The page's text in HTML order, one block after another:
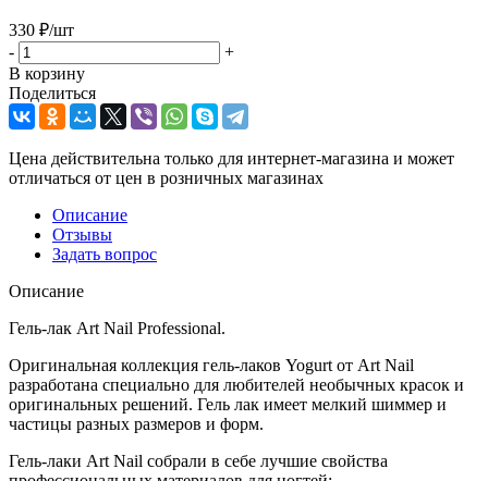
330 ₽/шт
-
+
В корзину
Поделиться
Цена действительна только для интернет-магазина и может
отличаться от цен в розничных магазинах
Описание
Отзывы
Задать вопрос
Описание
Гель-лак Art Nail Professional.
Оригинальная коллекция гель-лаков Yogurt от Art Nail
разработана специально для любителей необычных красок и
оригинальных решений. Гель лак имеет мелкий шиммер и
частицы разных размеров и форм.
Гель-лаки Art Nail собрали в себе лучшие свойства